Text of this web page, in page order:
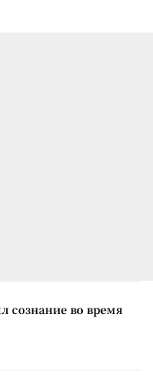
сознание во время